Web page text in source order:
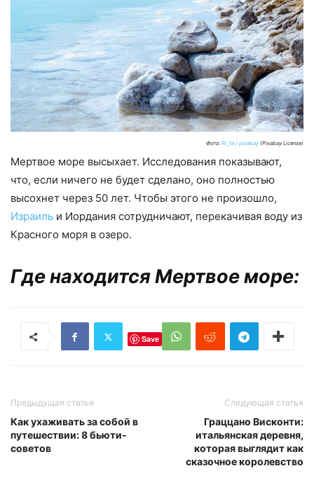
Фото: Ri_Ya / pixabay (Pixabay License)
Мертвое море высыхает. Исследования показывают,
что, если ничего не будет сделано, оно полностью
высохнет через 50 лет. Чтобы этого не произошло,
Израиль и Иордания сотрудничают, перекачивая воду из
Красного моря в озеро.
Где находится Мертвое море:
Save
Предыдущая статья
Как ухаживать за собой в
путешествии: 8 бьюти-
советов
Следующая статья
Граццано Висконти:
итальянская деревня,
которая выглядит как
сказочное королевство